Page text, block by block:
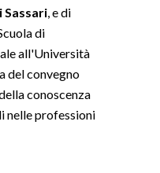
, e di
di
all'Università
del convegno
conoscenza
nelle professioni